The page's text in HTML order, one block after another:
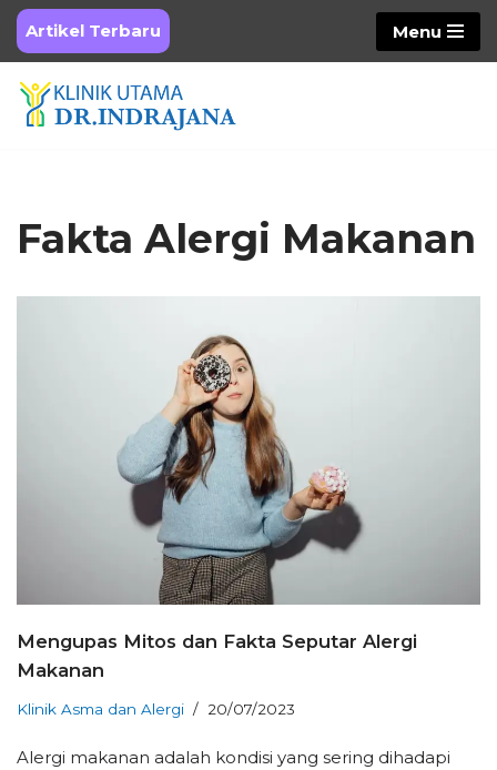
Skip
to
content
Artikel Terbaru Menu
Fakta Alergi Makanan
Mengupas Mitos dan Fakta Seputar Alergi
Makanan
Klinik Asma dan Alergi 20/07/2023
Alergi makanan adalah kondisi yang sering dihadapi